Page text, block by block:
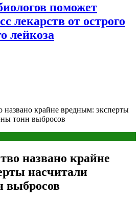
поможет
лекарств от острого
лейкоза
названо крайне вредным: эксперты
тонн выбросов
названо крайне
насчитали
выбросов